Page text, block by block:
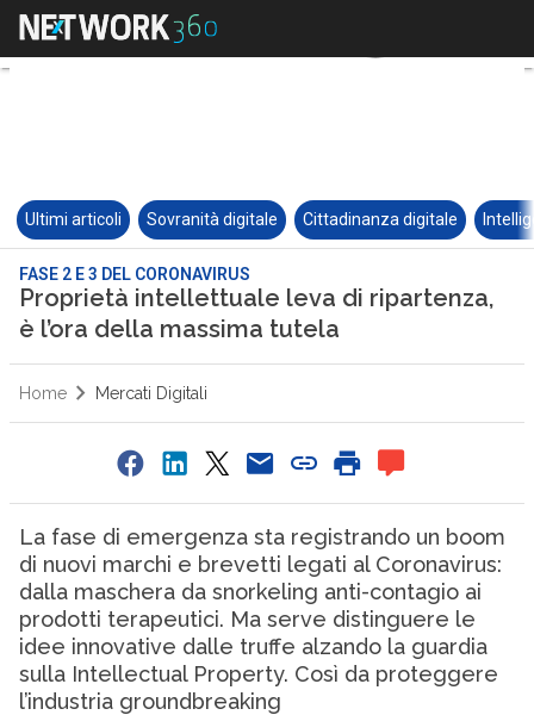
Ultimi articoli Sovranità digitale Cittadinanza digitale
FASE 2 E 3 DEL CORONAVIRUS
Proprietà intellettuale leva di ripartenza,
è l’ora della massima tutela
Home Mercati Digitali
La fase di emergenza sta registrando un boom
di nuovi marchi e brevetti legati al Coronavirus:
dalla maschera da snorkeling anti-contagio ai
prodotti terapeutici. Ma serve distinguere le
idee innovative dalle truffe alzando la guardia
sulla Intellectual Property. Così da proteggere
l’industria groundbreaking